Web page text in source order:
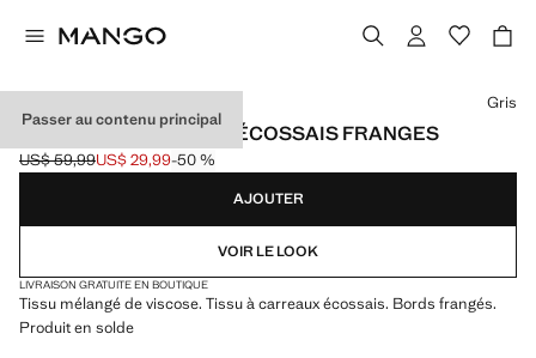
Passer au contenu principal
ÉCHARPE CARREAUX ÉCOSSAIS FRANGES
Prix initial barré [US$ 59,99 ]
US$ 59,99
Prix actuel [US$ 29,99 ]
US$ 29,99-50 %
Choisissez une couleur
Gris
AJOUTER
VOIR LE LOOK
LIVRAISON GRATUITE EN BOUTIQUE
Tissu mélangé de viscose. Tissu à carreaux écossais. Bords frangés.
Produit en solde